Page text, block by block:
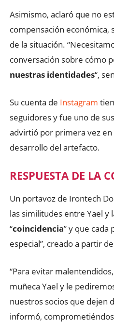
Asimismo, aclaró que no
compensación económica,
de la situación.
conversación sobre cómo
nuestras identidades“,
Su cuenta de Instagram
seguidores y fue uno de
advirtió por primera vez en
desarrollo del artefacto.
RESPUESTA DE LA
Un portavoz de Irontech
las similitudes entre Yael y
“coincidencia” y que cada
especial”, creado a partir
“Para evitar
muñeca Yael y le
nuestros socios que dejen
informó,